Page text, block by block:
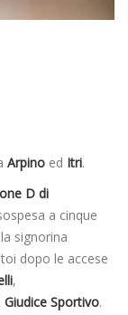
Arpino ed Itri.
D di
a cinque
signorina
dopo le accese
,
Giudice Sportivo.